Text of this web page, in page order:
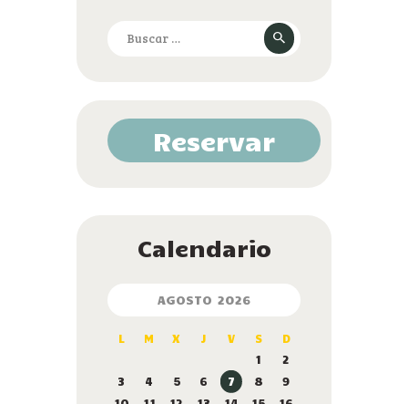
Reservar
Calendario
AGOSTO 2026
L M X J V S
D
1
2
3
4 5 6 7 8
9